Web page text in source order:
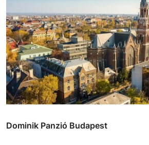
Dominik Panzió Budapest